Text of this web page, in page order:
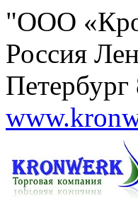
"ООО
Россия
Петербург